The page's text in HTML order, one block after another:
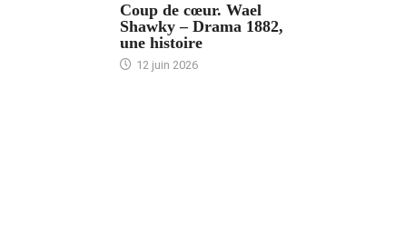
Coup de cœur. Wael
Shawky – Drama 1882,
une histoire
12 juin 2026